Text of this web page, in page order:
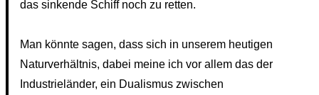
das sinkende Schiff noch zu retten.
Man könnte sagen, dass sich in unserem heutigen
Naturverhältnis, dabei meine ich vor allem das der
Industrieländer, ein Dualismus zwischen